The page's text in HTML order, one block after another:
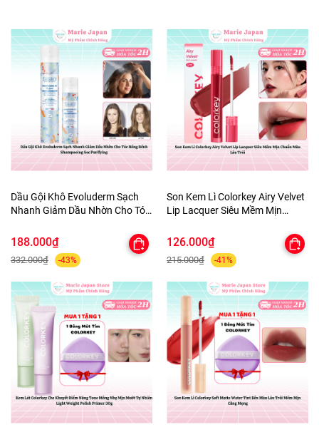
Dầu Gội Khô Evoluderm Sạch
Nhanh Giảm Dầu Nhờn Cho Tóc
Purifying
188.000₫
332.000₫ -43%
Son Kem Lì Colorkey Airy Velvet
Lip Lacquer Siêu Mềm Mịn
126.000₫
215.000₫ -41%